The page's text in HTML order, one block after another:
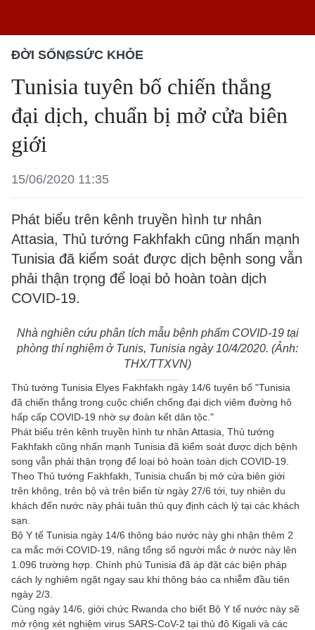
ĐỜI SỐNGSỨC KHỎE
Tunisia tuyên bố chiến thắng
đại dịch, chuẩn bị mở cửa biên
giới
15/06/2020 11:35
Phát biểu trên kênh truyền hình tư nhân
Attasia, Thủ tướng Fakhfakh cũng nhấn mạnh
Tunisia đã kiểm soát được dịch bệnh song vẫn
phải thận trọng để loại bỏ hoàn toàn dịch
COVID-19.
Nhà nghiên cứu phân tích mẫu bệnh phẩm COVID-19 tại
phòng thí nghiệm ở Tunis, Tunisia ngày 10/4/2020. (Ảnh:
THX/TTXVN)
Thủ tướng Tunisia Elyes Fakhfakh ngày 14/6 tuyên bố "Tunisia
đã chiến thắng trong cuộc chiến chống đại dịch viêm đường hô
hấp cấp COVID-19 nhờ sự đoàn kết dân tộc."
Phát biểu trên kênh truyền hình tư nhân Attasia, Thủ tướng
Fakhfakh cũng nhấn mạnh Tunisia đã kiểm soát được dịch bệnh
song vẫn phải thận trọng để loại bỏ hoàn toàn dịch COVID-19.
Theo Thủ tướng Fakhfakh, Tunisia chuẩn bị mở cửa biên giới
trên không, trên bộ và trên biển từ ngày 27/6 tới, tuy nhiên du
khách đến nước này phải tuân thủ quy định cách lý tại các khách
sạn.
Bộ Y tế Tunisia ngày 14/6 thông báo nước này ghi nhận thêm 2
ca mắc mới COVID-19, nâng tổng số người mắc ở nước này lên
1.096 trường hợp. Chính phủ Tunisia đã áp đặt các biện pháp
cách ly nghiêm ngặt ngay sau khi thông báo ca nhiễm đầu tiên
ngày 2/3.
Cùng ngày 14/6, giới chức Rwanda cho biết Bộ Y tế nước này sẽ
mở rộng xét nghiệm virus SARS-CoV-2 tại thủ đô Kigali và các